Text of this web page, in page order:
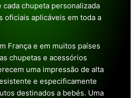
cada chupeta personalizada
oficiais aplicáveis em toda a
França e em muitos países
chupetas e acessórios
uma impressão de alta
e especificamente
destinados a bebés. Uma